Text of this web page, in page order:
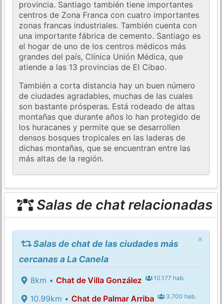
provincia. Santiago también tiene importantes
centros de Zona Franca con cuatro importantes
zonas francas industriales. También cuenta con
una importante fábrica de cemento. Santiago es
el hogar de uno de los centros médicos más
grandes del país, Clínica Unión Médica, que
atiende a las 13 provincias de El Cibao.
También a corta distancia hay un buen número
de ciudades agradables, muchas de las cuales
son bastante prósperas. Está rodeado de altas
montañas que durante años lo han protegido de
los huracanes y permite que se desarrollen
densos bosques tropicales en las laderas de
dichas montañas, que se encuentran entre las
más altas de la región.
Salas de chat relacionadas
×
Salas de chat de las ciudades más
cercanas a La Canela
8km • Chat de Villa González 10.177 hab.
10.99km • Chat de Palmar Arriba 3.700 hab.